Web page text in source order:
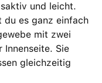
und leicht.
du es ganz einfach
mit zwei
Innenseite. Sie
gleichzeitig